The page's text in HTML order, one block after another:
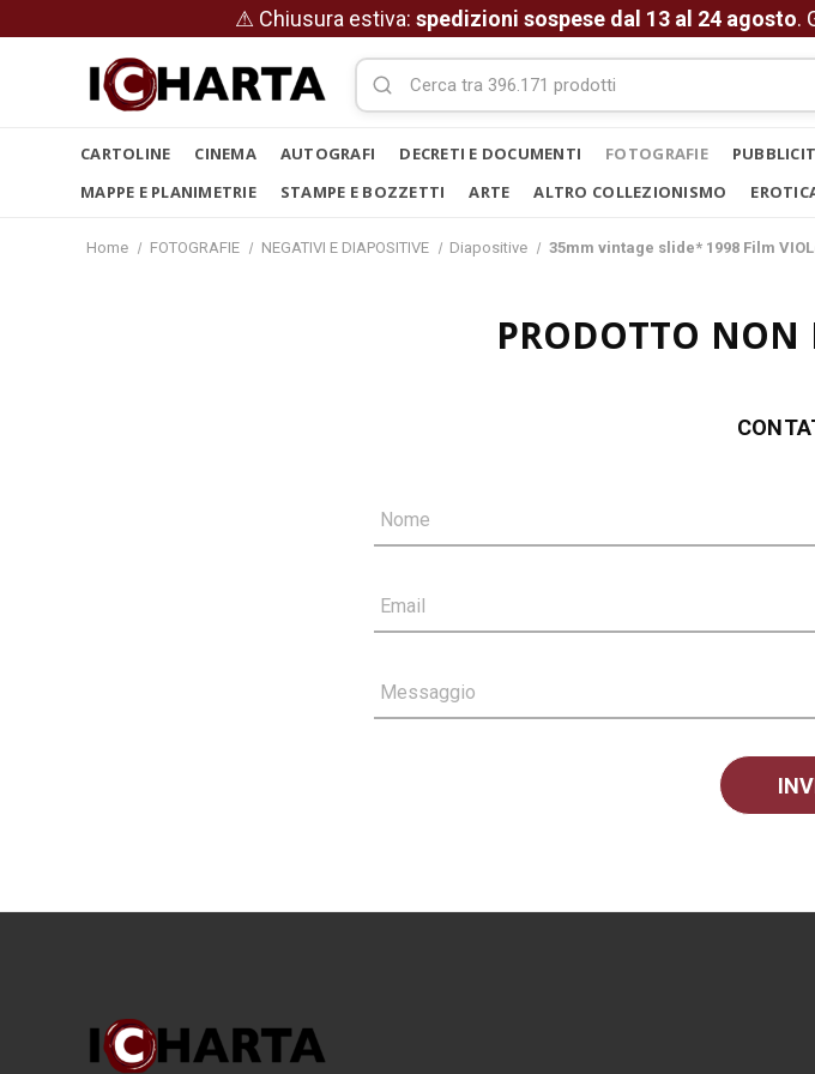
⚠ Chiusura estiva: spedizioni sospese dal 13 al 24 agosto.
CARTOLINE CINEMA AUTOGRAFI DECRETI E DOCUMENTI FOTOGRAFIE
MAPPE E PLANIMETRIE
STAMPE E BOZZETTI ARTE ALTRO COLLEZIONISMO
Home FOTOGRAFIE NEGATIVI E DIAPOSITIVE Diapositive 35mm vintage slide* 1998 Film
PRODOTTO
Nome
Email
Messaggio